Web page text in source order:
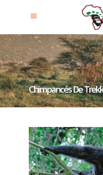
Chimpancés De
Nyungwe